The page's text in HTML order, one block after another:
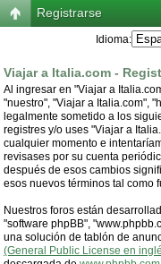
Registrarse
Idioma:
Viajar a Italia.com -
Al ingresar en "Viajar a
"nuestro", "Viajar a Italia.com",
legalmente sometido a los
registres y/o uses "Viajar a
cualquier momento e
revisases por su cuenta
después de esos cambios
esos nuevos términos tal como
Nuestros foros están
"software phpBB",
una solución de tablón de
(General Public License en